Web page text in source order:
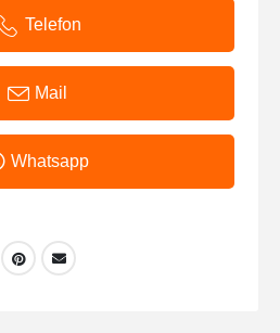
Telefon
Mail
Whatsapp